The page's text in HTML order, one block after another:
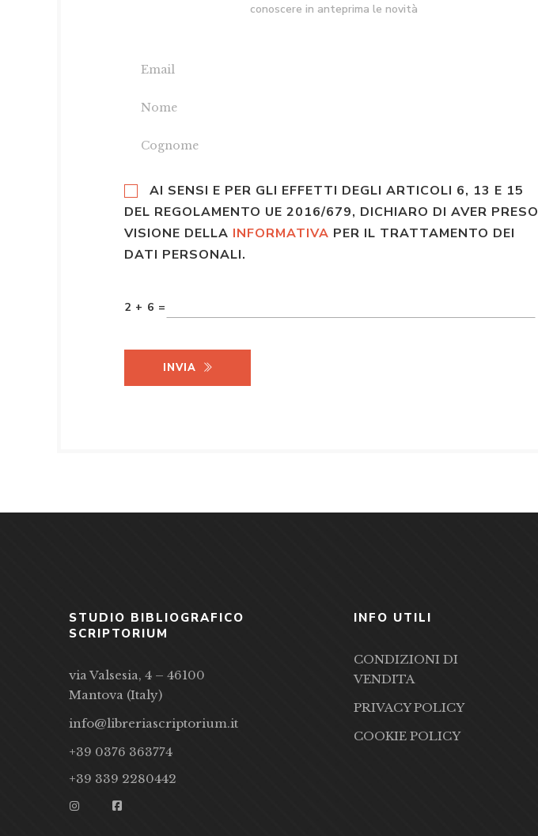
conoscere in anteprima le novità
AI SENSI E PER GLI EFFETTI DEGLI ARTICOLI 6, 13 E 15
DEL REGOLAMENTO UE 2016/679, DICHIARO DI AVER PRESO
VISIONE DELLA INFORMATIVA PER IL TRATTAMENTO DEI
DATI PERSONALI.
2 + 6 =
INVIA
STUDIO BIBLIOGRAFICO
SCRIPTORIUM
via Valsesia, 4 – 46100
Mantova (Italy)
info@libreriascriptorium.it
+39 0376 363774
+39 339 2280442
INFO UTILI
CONDIZIONI DI
VENDITA
PRIVACY POLICY
COOKIE POLICY